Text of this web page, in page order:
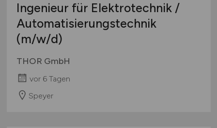
Ingenieur für Elektrotechnik /
Automatisierungstechnik
(m/w/d)
THOR GmbH
vor 6 Tagen
Speyer